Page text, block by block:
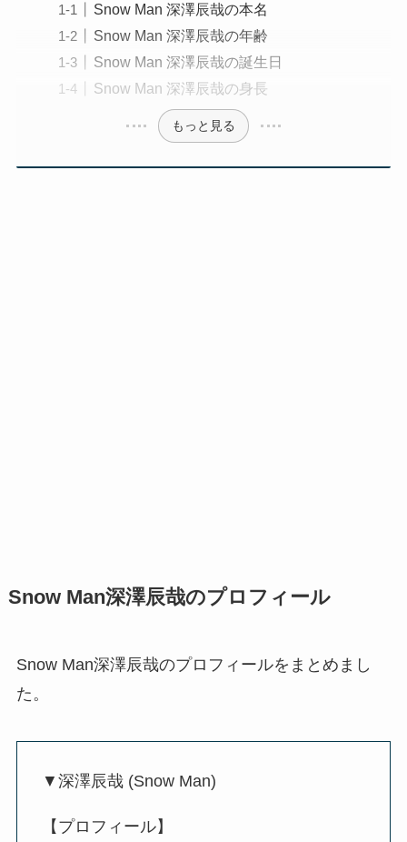
Snow Man 深澤辰哉の本名
Snow Man 深澤辰哉の年齢
Snow Man 深澤辰哉の誕生日
Snow Man 深澤辰哉の身長
もっと見る
Snow Man深澤辰哉のプロフィール
Snow Man深澤辰哉のプロフィールをまとめまし
た。
▼深澤辰哉 (Snow Man)
【プロフィール】